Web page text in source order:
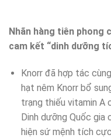
Nhãn hàng tiên phong
cam kết “dinh dưỡng
Knorr đã hợp tác
hạt nêm Knorr bổ
trạng thiếu vitamin A
Dinh dưỡng Quốc gia
hiện sứ mệnh tích